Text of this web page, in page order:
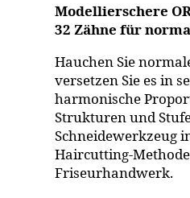
Modellierschere
32 Zähne für
Hauchen Sie
versetzen Sie es in
harmonische
Strukturen und
Schneidewerkzeug
Haircutting-
Friseurhandwerk.